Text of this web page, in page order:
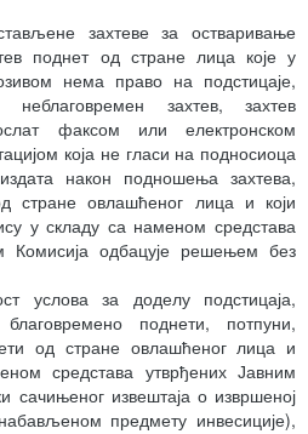
захтеве за остваривање
поднет од стране лица које у
нема право на подстицаје,
захтев, захтев
факсом или електронском
која не гласи на подносиоца
након подношења захтева,
стране овлашћеног лица и који
у складу са наменом средстава
Комисија одбацује решењем без
услова за доделу подстицаја,
поднети, потпуни,
од стране овлашћеног лица и
средстава утврђених Јавним
сачињеног извештаја о извршеној
предмету инвесиције),